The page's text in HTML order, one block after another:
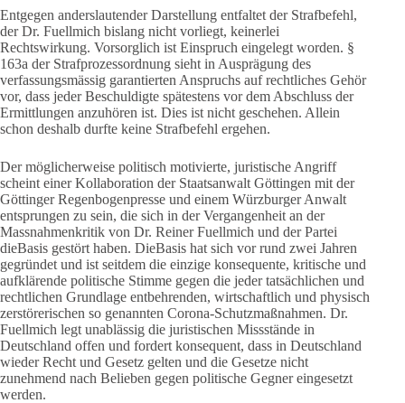
Entgegen anderslautender Darstellung entfaltet der Strafbefehl,
der Dr. Fuellmich bislang nicht vorliegt, keinerlei
Rechtswirkung. Vorsorglich ist Einspruch eingelegt worden. §
163a der Strafprozessordnung sieht in Ausprägung des
verfassungsmässig garantierten Anspruchs auf rechtliches Gehör
vor, dass jeder Beschuldigte spätestens vor dem Abschluss der
Ermittlungen anzuhören ist. Dies ist nicht geschehen. Allein
schon deshalb durfte keine Strafbefehl ergehen.
Der möglicherweise politisch motivierte, juristische Angriff
scheint einer Kollaboration der Staatsanwalt Göttingen mit der
Göttinger Regenbogenpresse und einem Würzburger Anwalt
entsprungen zu sein, die sich in der Vergangenheit an der
Massnahmenkritik von Dr. Reiner Fuellmich und der Partei
dieBasis gestört haben. DieBasis hat sich vor rund zwei Jahren
gegründet und ist seitdem die einzige konsequente, kritische und
aufklärende politische Stimme gegen die jeder tatsächlichen und
rechtlichen Grundlage entbehrenden, wirtschaftlich und physisch
zerstörerischen so genannten Corona-Schutzmaßnahmen. Dr.
Fuellmich legt unablässig die juristischen Missstände in
Deutschland offen und fordert konsequent, dass in Deutschland
wieder Recht und Gesetz gelten und die Gesetze nicht
zunehmend nach Belieben gegen politische Gegner eingesetzt
werden.